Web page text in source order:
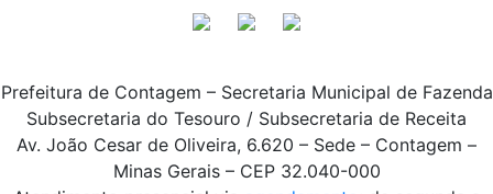
Prefeitura de Contagem – Secretaria Municipal de Fazenda
Subsecretaria do Tesouro / Subsecretaria de Receita
Av. João Cesar de Oliveira, 6.620 – Sede – Contagem –
Minas Gerais – CEP 32.040-000